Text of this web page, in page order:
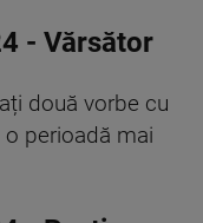
- Vărsător
două vorbe cu
perioadă mai